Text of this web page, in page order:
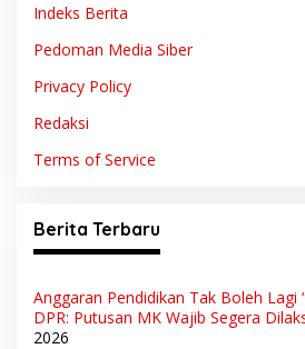
Indeks Berita
Pedoman Media Siber
Privacy Policy
Redaksi
Terms of Service
Berita Terbaru
Anggaran Pendidikan Tak Boleh Lagi
DPR: Putusan MK Wajib Segera
2026